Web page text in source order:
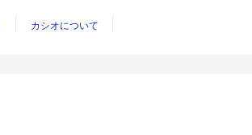
カシオについて